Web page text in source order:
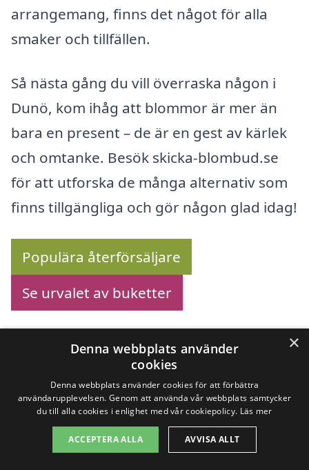
arrangemang, finns det något för alla
smaker och tillfällen.
Så nästa gång du vill överraska någon i
Dunö, kom ihåg att blommor är mer än
bara en present – de är en gest av kärlek
och omtanke. Besök skicka-blombud.se
för att utforska de många alternativ som
finns tillgängliga och gör någon glad idag!
Populära återförsäljare
Se urvalet av buketter
Köp blommor online –
Se utbudet här!
Letar du efter attskicka blombud i
×
Denna webbplats använder
cookies
Denna webbplats använder cookies för att förbättra
användarupplevelsen. Genom att använda vår webbplats samtycker
du till alla cookies i enlighet med vår cookiepolicy. Läs mer
ACCEPTERA ALLA AVVISA ALLT